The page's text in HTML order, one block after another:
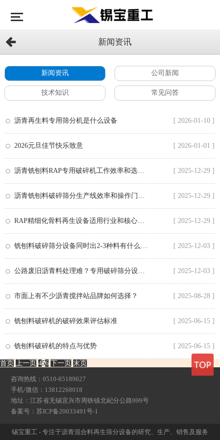
新闻资讯
新闻资讯 公司新闻
技术知识 常见问答
沥青再生料专用筛分机是什么设备 [ 2026-01-10 ]
2026元旦佳节快乐致意 [ 2026-01-01 ]
[ 2025-12-29 ]
[ 2025-12-29 ]
[ 2025-12-29 ]
[ 2025-12-03 ]
[ 2025-12-03 ]
市面上有不少沥青搅拌站品牌如何选择？ [ 2025-08-28 ]
铣刨料破碎机的破碎效果评估标准 [ 2025-06-15 ]
铣刨料破碎机的特点与优势 [ 2025-06-15 ]
首页 上一页 456 下一页 末页
咨询热线：0510-85189627
手机/微信：13812268018
地址：江苏省无锡宜兴市周铁镇北屺分公路999号
备案号：苏ICP备20033491号-1
锡宝重工 - 专注于沥青混合料再生筛分设备的研究、生产、销售及服务